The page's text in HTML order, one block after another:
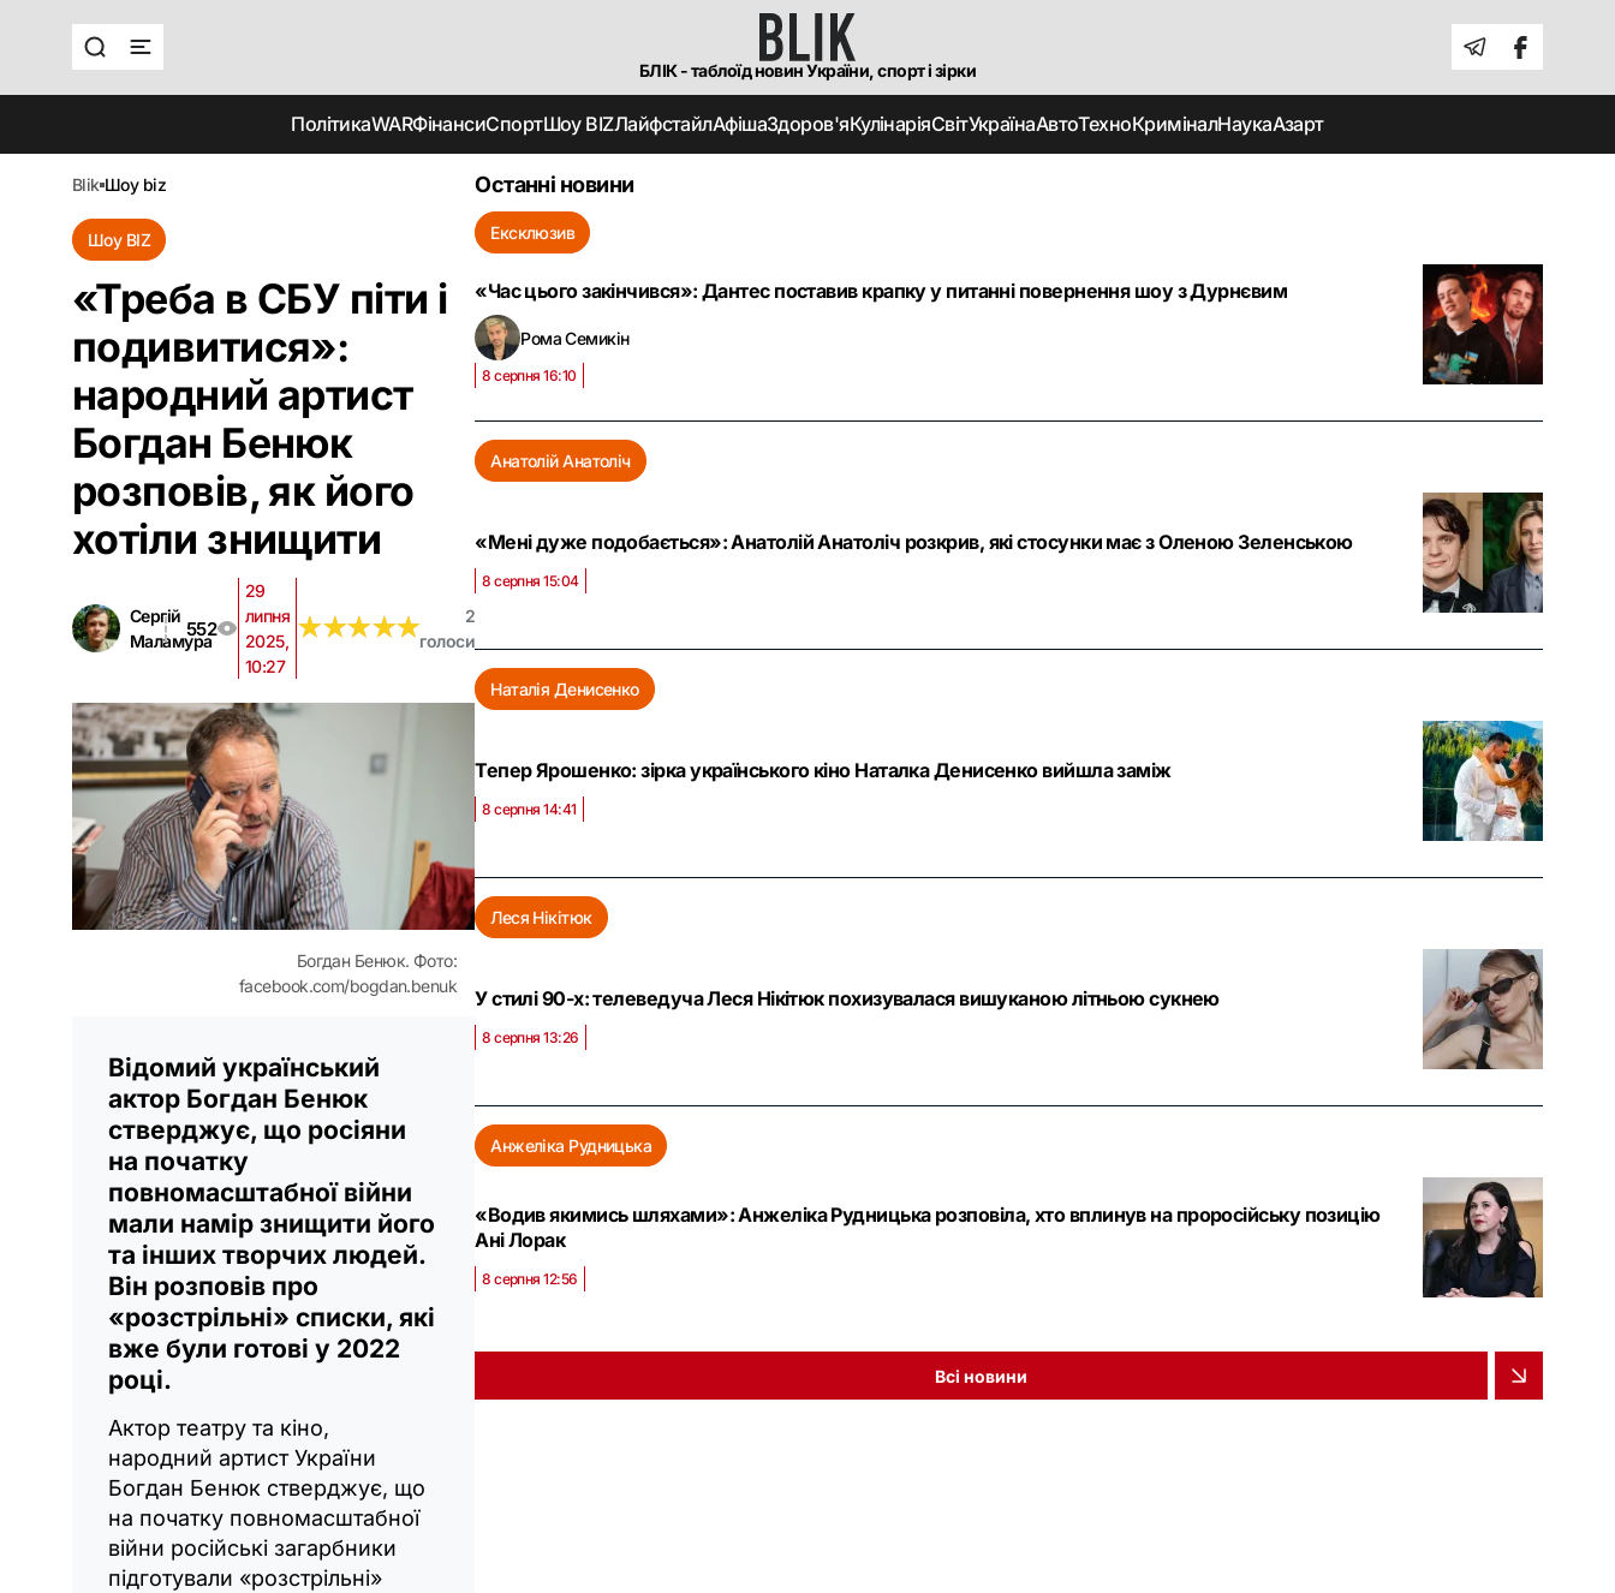
БЛІК - таблоїд новин України, спорт і зірки
ПолітикаWARФінансиСпортШоу BIZЛайфстайлАфішаЗдоров'яКулінаріяСвітУкраїнаАвтоТехноКриміналНаукаАзарт
blik шоу biz
Шоу BIZ
«Треба в СБУ піти і
подивитися»:
народний артист
Богдан Бенюк
розповів, як його
хотіли знищити
Сергій
Маламура
552
29
липня
2025,
10:27
★★★★★
★★★★★
2
голоси
Богдан Бенюк. Фото:
facebook.com/bogdan.benuk
Відомий український
актор Богдан Бенюк
стверджує, що росіяни
на початку
повномасштабної війни
мали намір знищити його
та інших творчих людей.
Він розповів про
«розстрільні» списки, які
вже були готові у 2022
році.
Актор театру та кіно,
народний артист України
Богдан Бенюк стверджує, що
на початку повномасштабної
війни російські загарбники
підготували «розстрільні»
Останні новини
Ексклюзив
«Час цього закінчився»: Дантес поставив крапку у питанні повернення шоу з Дурнєвим
Рома Семикін
8 серпня 16:10
Анатолій Анатоліч
«Мені дуже подобається»: Анатолій Анатоліч розкрив, які стосунки має з Оленою Зеленською
8 серпня 15:04
Наталія Денисенко
Тепер Ярошенко: зірка українського кіно Наталка Денисенко вийшла заміж
8 серпня 14:41
Леся Нікітюк
У стилі 90-х: телеведуча Леся Нікітюк похизувалася вишуканою літньою сукнею
8 серпня 13:26
Анжеліка Рудницька
«Водив якимись шляхами»: Анжеліка Рудницька розповіла, хто вплинув на проросійську позицію
Ані Лорак
8 серпня 12:56
Всі новини